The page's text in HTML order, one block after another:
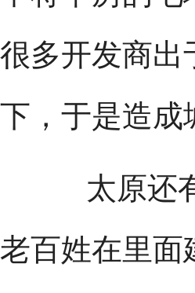
很多开发商出
下，于是造成
太原还有
老百姓在里面